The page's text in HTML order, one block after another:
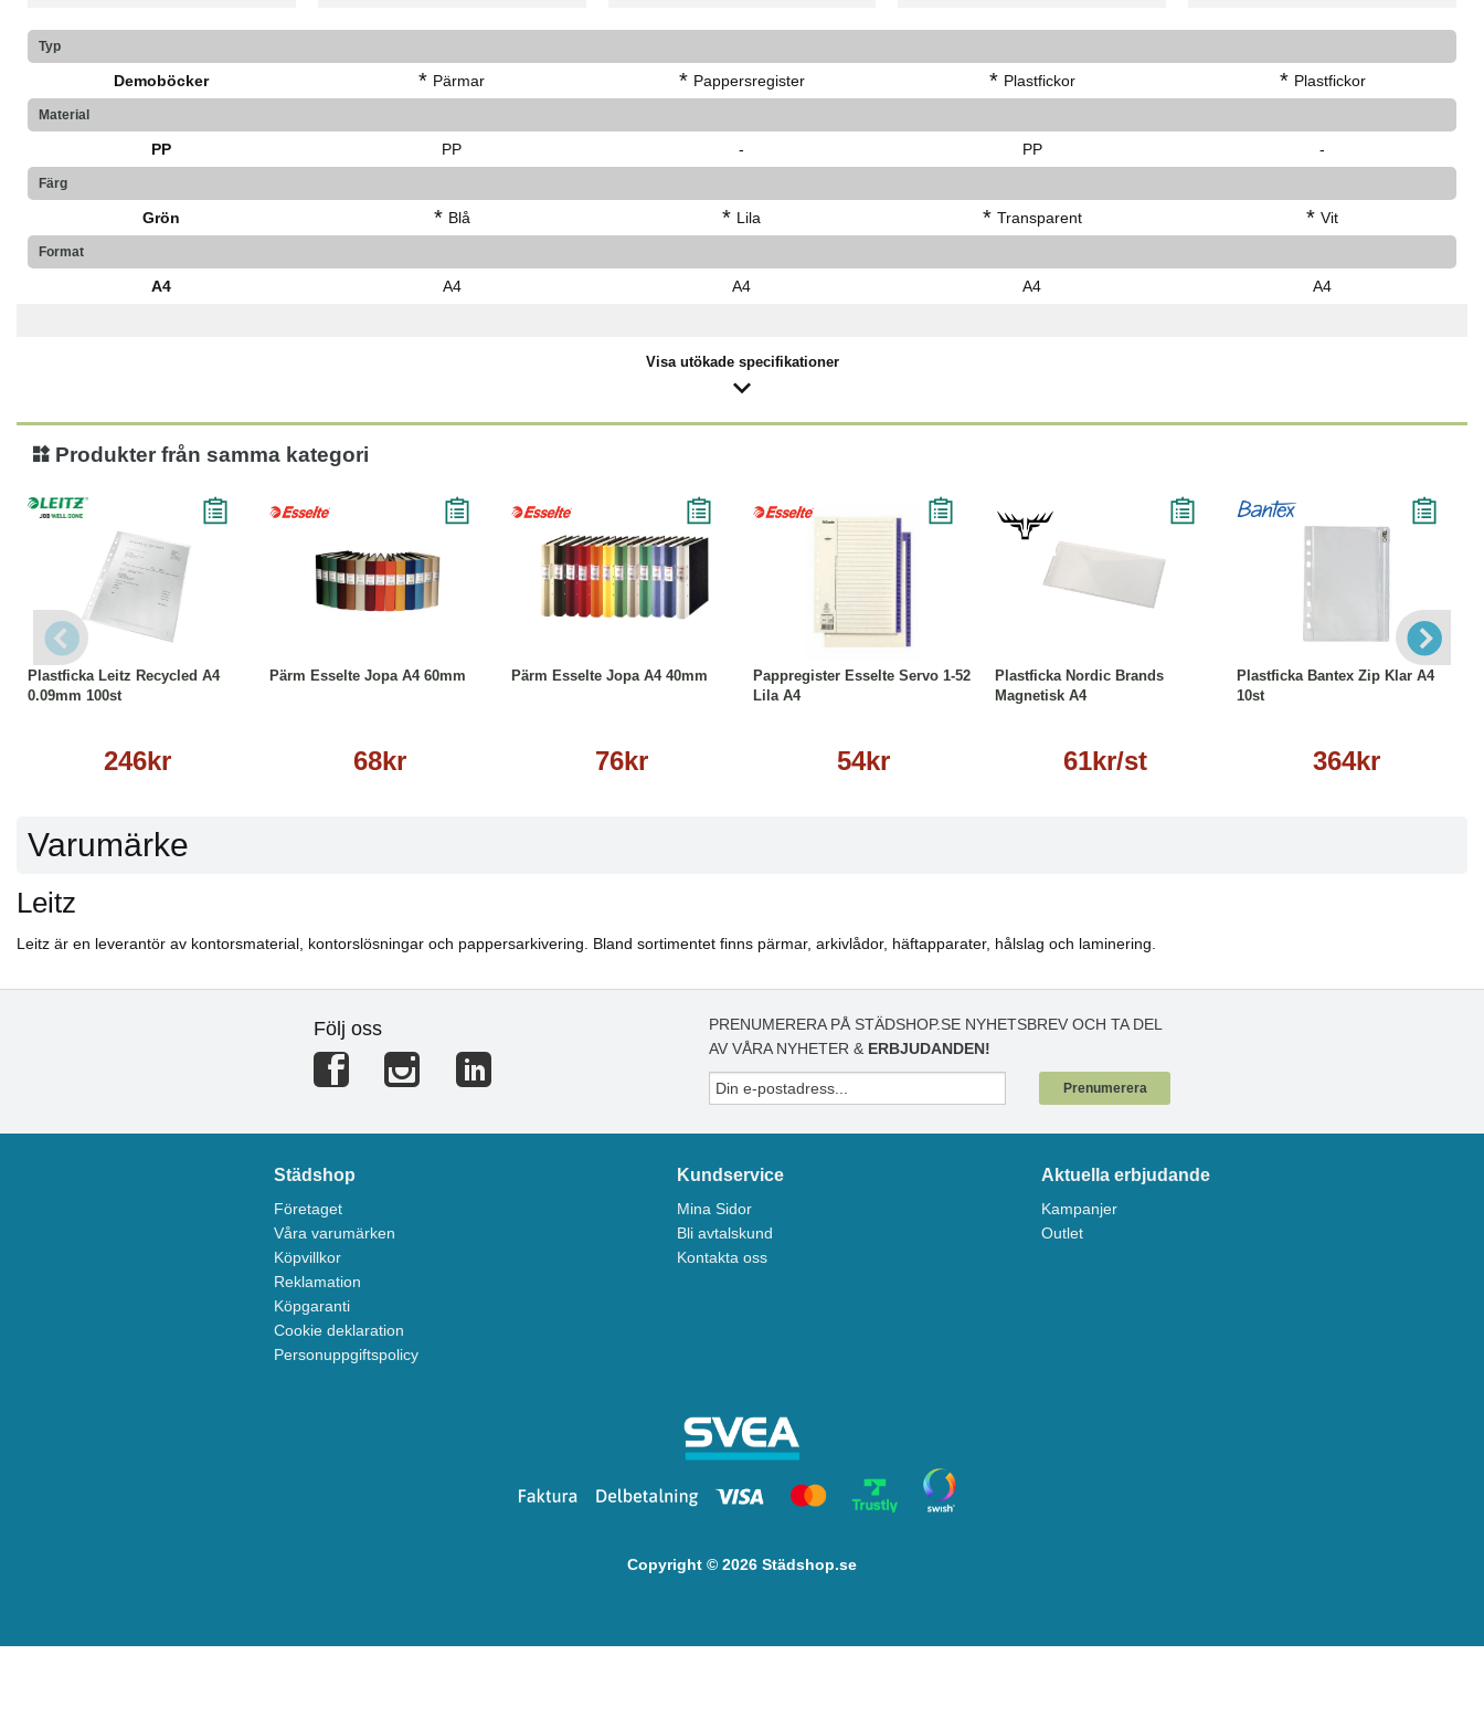
Typ
Demoböcker * Pärmar * Pappersregister * Plastfickor * Plastfickor
Material
PP PP - PP -
Färg
Grön * Blå * Lila * Transparent * Vit
Format
A4 A4 A4 A4 A4
Visa utökade specifikationer
Produkter från samma kategori
Plastficka Leitz Recycled A4
0.09mm 100st
246kr
Köp Läs mer
Pärm Esselte Jopa A4 60mm
68kr
Pärm Esselte Jopa A4 40mm
76kr
Pappregister Esselte Servo 1-52
Lila A4
54kr
Köp Läs mer
Plastficka Nordic Brands
Magnetisk A4
61kr/st
Plastficka Bantex Zip Klar A4
10st
364kr
Köp Läs mer
Varumärke
Leitz
Leitz är en leverantör av kontorsmaterial, kontorslösningar och pappersarkivering. Bland sortimentet finns pärmar, arkivlådor, häftapparater, hålslag och laminering.
Följ oss
PRENUMERERA PÅ STÄDSHOP.SE NYHETSBREV OCH TA DEL
AV VÅRA NYHETER & ERBJUDANDEN!
Prenumerera
Städshop
Företaget
Våra varumärken
Köpvillkor
Reklamation
Köpgaranti
Cookie deklaration
Personuppgiftspolicy
Kundservice
Mina Sidor
Bli avtalskund
Kontakta oss
Aktuella erbjudande
Kampanjer
Outlet
Copyright © 2026 Städshop.se